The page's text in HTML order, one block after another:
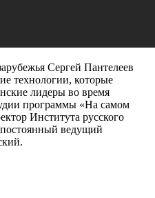
Сергей Пантелеев
технологии, которые
лидеры во время
программы «На самом
Института русского
ведущий